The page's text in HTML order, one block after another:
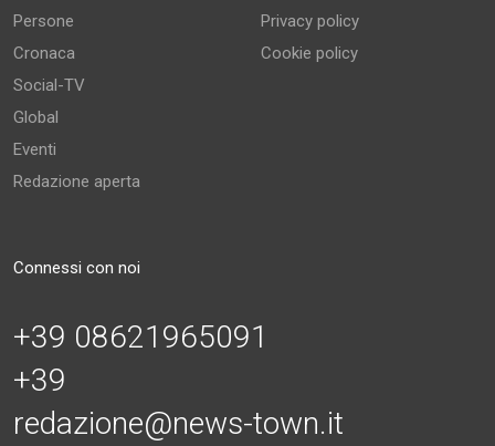
Persone
Cronaca
Social-TV
Global
Eventi
Redazione aperta
Privacy policy
Cookie policy
Connessi con noi
+39 08621965091
+39
redazione@news-town.it